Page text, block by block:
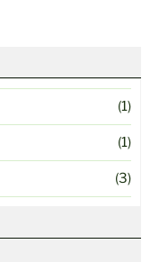
(1)
(1)
(3)